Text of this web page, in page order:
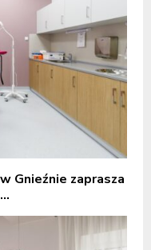
Gnieźnie zaprasza